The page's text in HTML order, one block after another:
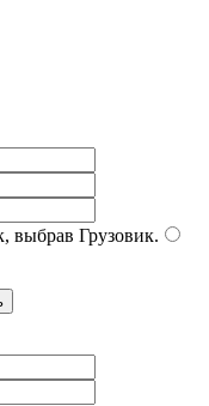
выбрав Грузовик.